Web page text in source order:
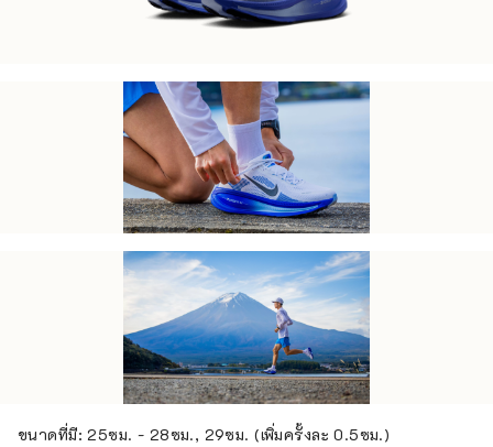
ขนาดที่มี: 25ซม. - 28ซม., 29ซม. (เพิ่มครั้งละ 0.5ซม.)